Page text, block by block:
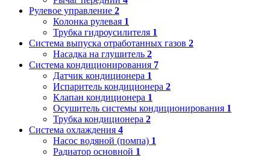
Рулевое управление 2
Колонка рулевая 1
Трубка гидроусилителя 1
Система выпуска отработанных газов 2
Насадка на глушитель 2
Система кондиционирования 7
Датчик кондиционера 1
Испаритель кондиционера 2
Клапан кондиционера 1
Осушитель системы кондиционирования 1
Трубка кондиционера 2
Система охлаждения 4
Насос водяной (помпа) 1
Радиатор основной 1